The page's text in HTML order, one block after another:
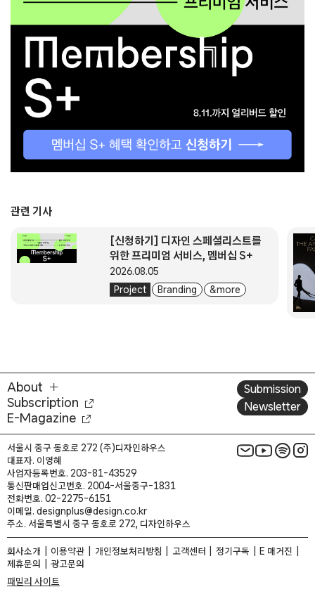
관련 기사
Project Branding & more
[신청하기] 디자인 스페셜리스트를
위한 프리미엄 서비스, 멤버십 S+
2026.08.05
About
Subscription
E-Magazine
Submission
Newsletter
서울시 중구 동호로 272 (주)디자인하우스
대표자. 이영혜
사업자등록번호. 203-81-43529
통신판매업신고번호. 2004-서울중구-1831
전화번호. 02-2275-6151
이메일. designplus@design.co.kr
주소. 서울특별시 중구 동호로 272, 디자인하우스
회사소개 이용약관 개인정보처리방침 고객센터 정기구독
E 매거진
제휴문의
광고문의
패밀리 사이트